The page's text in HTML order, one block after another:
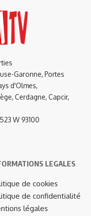
Garonne, Portes
d'Olmes,
Cerdagne, Capcir,
W 93100
LEGALES
de cookies
de confidentialité
légales